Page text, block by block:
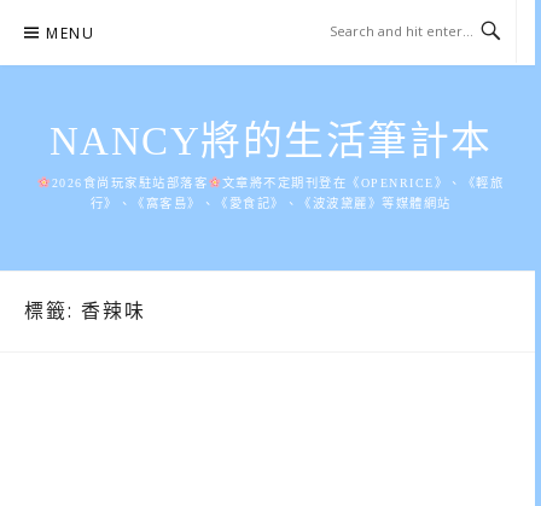
content
MENU
NANCY將的生活筆計本
2026食尚玩家駐站部落客
文章將不定期刊登在《OPENRICE》、《輕旅
行》、《窩客島》、《愛食記》、《波波黛麗》等媒體網站
標籤: 香辣味